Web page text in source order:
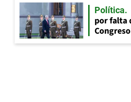
Política
por falta